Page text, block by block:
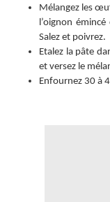
Mélangez les
l’oignon
Salez et poivrez.
Etalez la pâte
et versez le
Enfournez 30 à